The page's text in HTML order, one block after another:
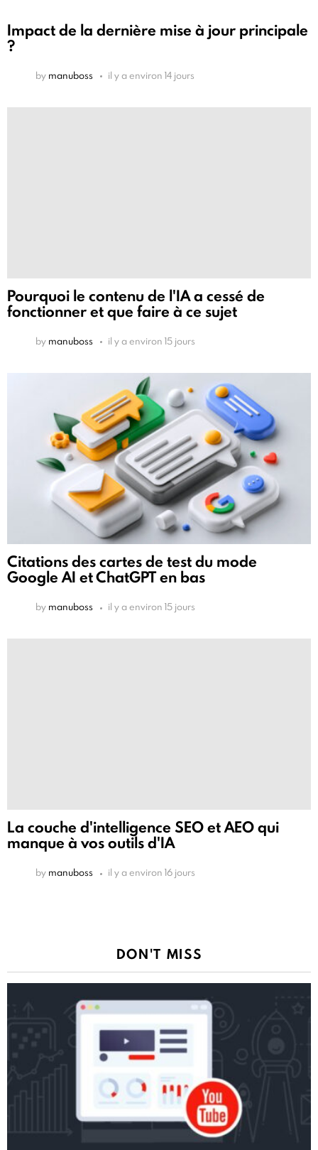
Impact de la dernière mise à jour principale
?
by manuboss il y a environ 14 jours
Pourquoi le contenu de l'IA a cessé de
fonctionner et que faire à ce sujet
by manuboss il y a environ 15 jours
Citations des cartes de test du mode
Google AI et ChatGPT en bas
by manuboss il y a environ 15 jours
La couche d'intelligence SEO et AEO qui
manque à vos outils d'IA
by manuboss il y a environ 16 jours
DON'T MISS